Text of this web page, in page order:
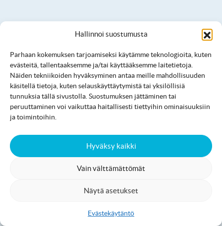
Hallinnoi suostumusta
Parhaan kokemuksen tarjoamiseksi käytämme teknologioita, kuten
evästeitä, tallentaaksemme ja/tai käyttääksemme laitetietoja.
Näiden tekniikoiden hyväksyminen antaa meille mahdollisuuden
käsitellä tietoja, kuten selauskäyttäytymistä tai yksilöllisiä
tunnuksia tällä sivustolla. Suostumuksen jättäminen tai
peruuttaminen voi vaikuttaa haitallisesti tiettyihin ominaisuuksiin
ja toimintoihin.
Hyväksy kaikki
Vain välttämättömät
Näytä asetukset
Evästekäytäntö
Patikointi ja polkujuoksu